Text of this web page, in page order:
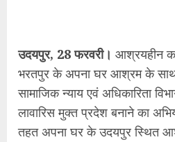
उदयपुर, 28 फरवरी। आश्रयहीन
भरतपुर के अपना घर आश्रम के
सामाजिक न्याय एवं अधिकारिता
लावारिस मुक्त प्रदेश बनाने का
तहत अपना घर के उदयपुर स्थित